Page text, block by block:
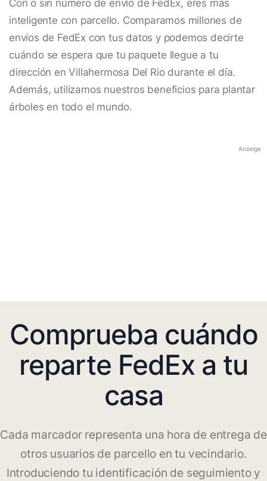
Con o sin número de envío de FedEx, eres más
inteligente con parcello. Comparamos millones de
envíos de FedEx con tus datos y podemos decirte
cuándo se espera que tu paquete llegue a tu
dirección en Villahermosa Del Rio durante el día.
Además, utilizamos nuestros beneficios para plantar
árboles en todo el mundo.
Anzeige
Comprueba cuándo
reparte FedEx a tu
casa
Cada marcador representa una hora de entrega de
otros usuarios de parcello en tu vecindario.
Introduciendo tu identificación de seguimiento y